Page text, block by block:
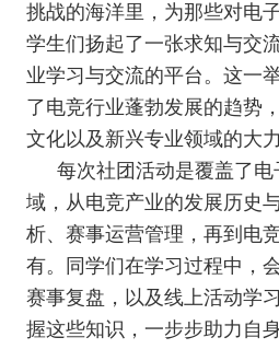
挑战的海洋里，为那些对电
学生们扬起了一张求知与交
业学习与交流的平台。这一
了电竞行业蓬勃发展的趋势
文化以及新兴专业领域的大力
每次社团活动是覆盖了
域，从电竞产业的发展历史
析、赛事运营管理，再到电
有。同学们在学习过程中，
赛事复盘，以及线上活动学
握这些知识，一步步助力自